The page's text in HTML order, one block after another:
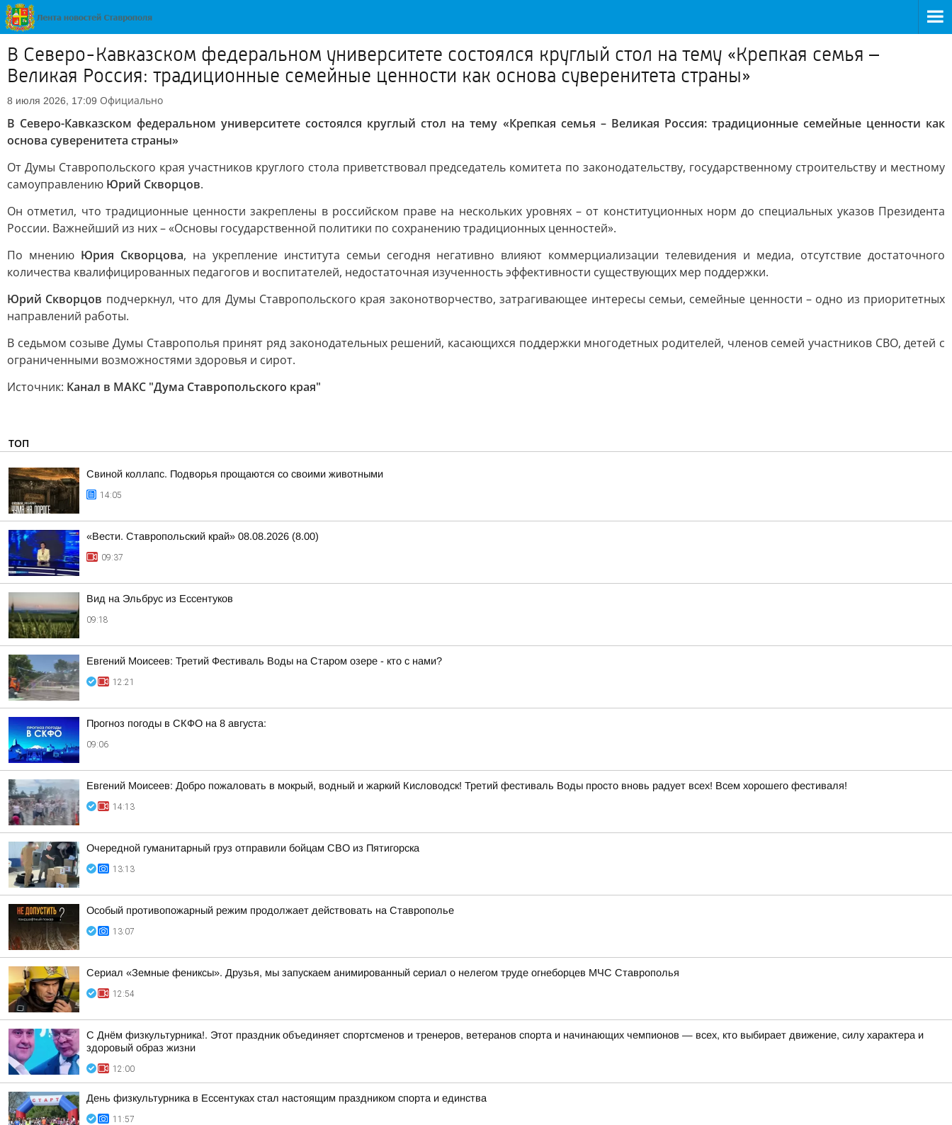
В Северо-Кавказском федеральном университете состоялся круглый стол на тему «Крепкая семья –
Великая Россия: традиционные семейные ценности как основа суверенитета страны»
8 июля 2026, 17:09 Официально
В Северо-Кавказском федеральном университете состоялся круглый стол на тему «Крепкая семья – Великая Россия: традиционные семейные ценности как
основа суверенитета страны»
От Думы Ставропольского края участников круглого стола приветствовал председатель комитета по законодательству, государственному строительству и местному
самоуправлению Юрий Скворцов.
Он отметил, что традиционные ценности закреплены в российском праве на нескольких уровнях – от конституционных норм до специальных указов Президента
России. Важнейший из них – «Основы государственной политики по сохранению традиционных ценностей».
По мнению Юрия Скворцова, на укрепление института семьи сегодня негативно влияют коммерциализации телевидения и медиа, отсутствие достаточного
количества квалифицированных педагогов и воспитателей, недостаточная изученность эффективности существующих мер поддержки.
Юрий Скворцов подчеркнул, что для Думы Ставропольского края законотворчество, затрагивающее интересы семьи, семейные ценности – одно из приоритетных
направлений работы.
В седьмом созыве Думы Ставрополья принят ряд законодательных решений, касающихся поддержки многодетных родителей, членов семей участников СВО, детей с
ограниченными возможностями здоровья и сирот.
Источник: Канал в МАКС "Дума Ставропольского края"
ТОП
Свиной коллапс. Подворья прощаются со своими животными
14:05
«Вести. Ставропольский край» 08.08.2026 (8.00)
09:37
Вид на Эльбрус из Ессентуков
09:18
Евгений Моисеев: Третий Фестиваль Воды на Старом озере - кто с нами?
12:21
Прогноз погоды в СКФО на 8 августа:
09:06
Евгений Моисеев: Добро пожаловать в мокрый, водный и жаркий Кисловодск! Третий фестиваль Воды просто вновь радует всех! Всем хорошего фестиваля!
14:13
Очередной гуманитарный груз отправили бойцам СВО из Пятигорска
13:13
Особый противопожарный режим продолжает действовать на Ставрополье
13:07
Сериал «Земные фениксы». Друзья, мы запускаем анимированный сериал о нелегом труде огнеборцев МЧС Ставрополья
12:54
С Днём физкультурника!. Этот праздник объединяет спортсменов и тренеров, ветеранов спорта и начинающих чемпионов — всех, кто выбирает движение, силу характера и
здоровый образ жизни
12:00
День физкультурника в Ессентуках стал настоящим праздником спорта и единства
11:57